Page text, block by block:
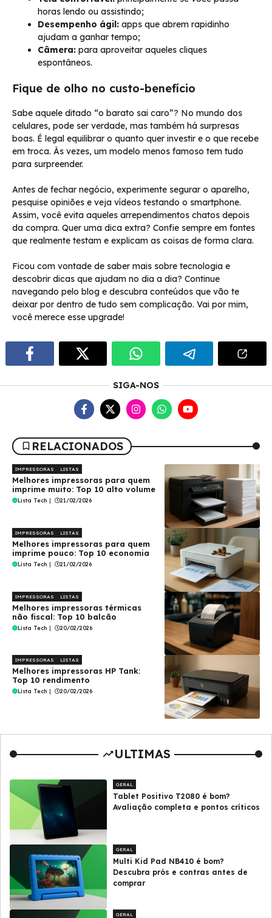
horas lendo ou assistindo;
Desempenho ágil: apps que abrem rapidinho
ajudam a ganhar tempo;
Câmera: para aproveitar aqueles cliques
espontâneos.
Fique de olho no custo-benefício
Sabe aquele ditado “o barato sai caro”? No mundo dos
celulares, pode ser verdade, mas também há surpresas
boas. É legal equilibrar o quanto quer investir e o que recebe
em troca. Às vezes, um modelo menos famoso tem tudo
para surpreender.
Antes de fechar negócio, experimente segurar o aparelho,
pesquise opiniões e veja vídeos testando o smartphone.
Assim, você evita aqueles arrependimentos chatos depois
da compra. Quer uma dica extra? Confie sempre em fontes
que realmente testam e explicam as coisas de forma clara.
Ficou com vontade de saber mais sobre tecnologia e
descobrir dicas que ajudam no dia a dia? Continue
navegando pelo blog e descubra conteúdos que vão te
deixar por dentro de tudo sem complicação. Vai por mim,
você merece esse upgrade!
SIGA-NOS
RELACIONADOS
IMPRESSORAS LISTAS
Melhores impressoras para quem
imprime muito: Top 10 alto volume
Lista Tech | 21/02/2026
IMPRESSORAS LISTAS
Melhores impressoras para quem
imprime pouco: Top 10 economia
Lista Tech | 21/02/2026
IMPRESSORAS LISTAS
Melhores impressoras térmicas
não fiscal: Top 10 balcão
Lista Tech | 20/02/2026
IMPRESSORAS LISTAS
Melhores impressoras HP Tank:
Top 10 rendimento
Lista Tech | 20/02/2026
ULTIMAS
GERAL
Tablet Positivo T2080 é bom?
Avaliação completa e pontos críticos
GERAL
Multi Kid Pad NB410 é bom?
Descubra prós e contras antes de
comprar
GERAL